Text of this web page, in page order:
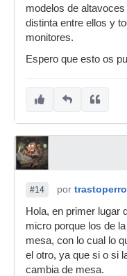
modelos de
distinta entre ellos y
monitores.
Espero que esto os
#14 por trastoperro
Hola, en primer lugar
micro porque los de
mesa, con lo cual lo
el otro, ya que si o si
cambia de mesa.